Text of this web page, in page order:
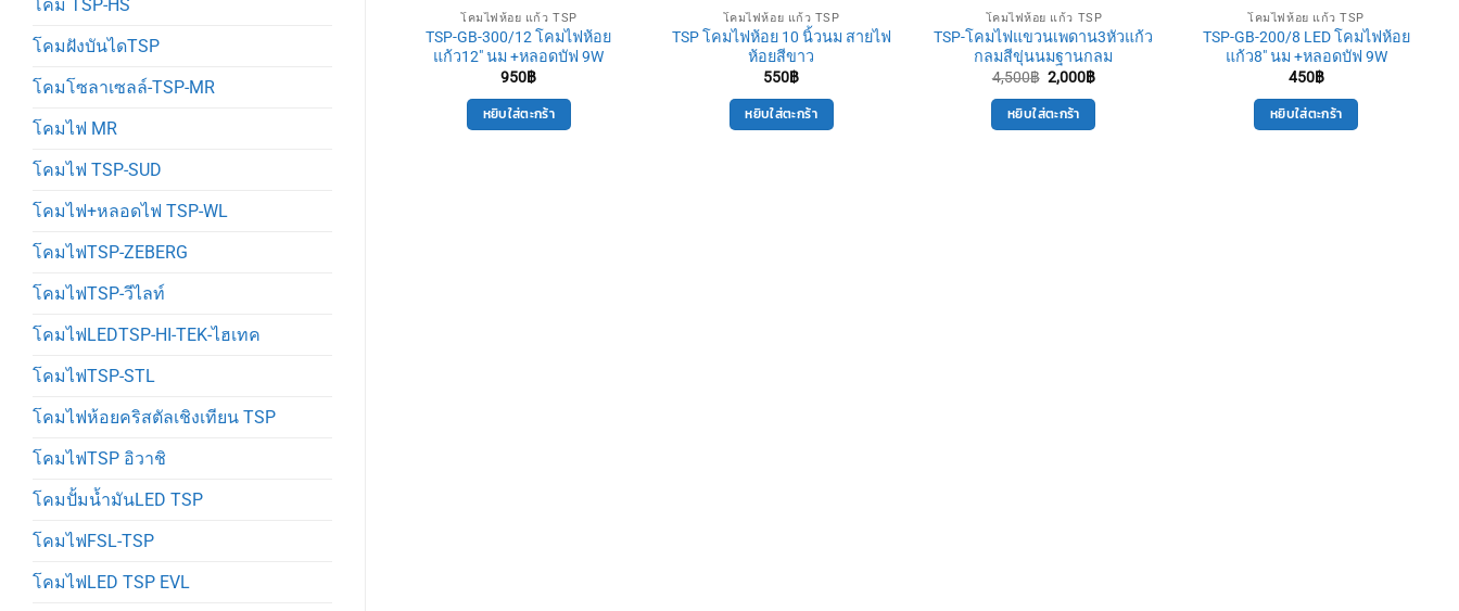
โคม TSP-HS
โคมฝังบันไดTSP
โคมโซลาเซลล์-TSP-MR
โคมไฟ MR
โคมไฟ TSP-SUD
โคมไฟ+หลอดไฟ TSP-WL
โคมไฟTSP-ZEBERG
โคมไฟTSP-วีไลท์
โคมไฟLEDTSP-HI-TEK-ไฮเทค
โคมไฟTSP-STL
โคมไฟห้อยคริสตัลเชิงเทียน TSP
โคมไฟTSP อิวาชิ
โคมปั้มน้ำมันLED TSP
โคมไฟFSL-TSP
โคมไฟLED TSP EVL
โคมไฟห้อย แก้ว TSP
TSP-GB-300/12 โคมไฟห้อย
แก้ว12″ นม +หลอดบัฟ 9W
950฿
หยิบใส่ตะกร้า
โคมไฟห้อย แก้ว TSP
TSP โคมไฟห้อย 10 นิ้วนม สายไฟ
ห้อยสีขาว
550฿
หยิบใส่ตะกร้า
โคมไฟห้อย แก้ว TSP
TSP-โคมไฟแขวนเพดาน3หัวแก้ว
กลมสีขุ่นนมฐานกลม
4,500฿ Original
was:
4,500฿.
2,000฿Current
is:
2,000฿.
หยิบใส่ตะกร้า
โคมไฟห้อย แก้ว TSP
TSP-GB-200/8 LED โคมไฟห้อย
แก้ว8″ นม +หลอดบัฟ 9W
450฿
หยิบใส่ตะกร้า